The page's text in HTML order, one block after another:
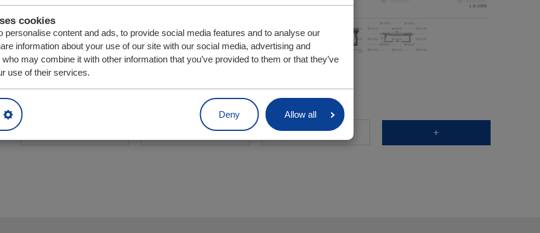
cookies
personalise content and ads, to provide social media features and to analyse our
information about your use of our site with our social media, advertising and
may combine it with other information that you’ve provided to them or that they’ve
use of their services.
Deny Allow all
CF100 SLL
CF300
CF500 SL
CF500 SL-2
CF500 SLC
Единиц изделия
Длина
+